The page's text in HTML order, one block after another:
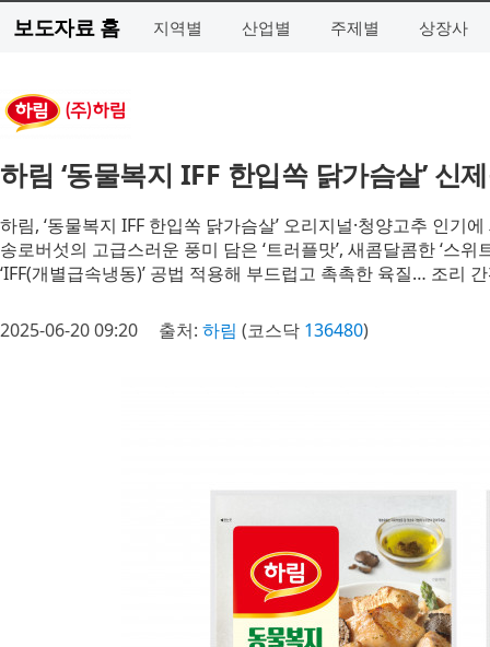
보도자료 홈 지역별 산업별 주제별 상장사
하림 ‘동물복지 IFF 한입쏙 닭가슴살’ 신
하림, ‘동물복지 IFF 한입쏙 닭가슴살’ 오리지널·청양고추 인기
송로버섯의 고급스러운 풍미 담은 ‘트러플맛’, 새콤달콤한 ‘스위
‘IFF(개별급속냉동)’ 공법 적용해 부드럽고 촉촉한 육질… 조리
2025-06-20 09:20 출처: 하림 (코스닥 136480)